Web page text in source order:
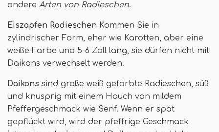
andere Arten von Radieschen.
Eiszapfen Radieschen Kommen Sie in
zylindrischer Form, eher wie Karotten, aber eine
weiße Farbe und 5-6 Zoll lang, sie dürfen nicht mit
Daikons verwechselt werden.
Daikons sind große weiß gefärbte Radieschen, süß
und knusprig mit einem Hauch von mildem
Pfeffergeschmack wie Senf. Wenn er spät
gepflückt wird, wird der pfeffrige Geschmack